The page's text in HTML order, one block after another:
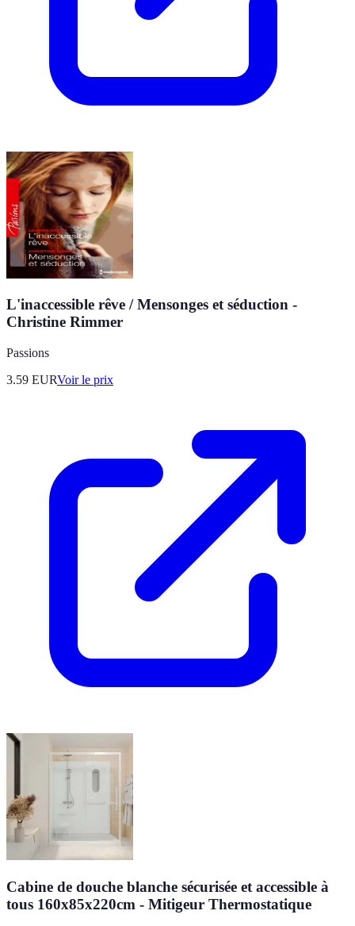
L'inaccessible rêve / Mensonges et séduction -
Christine Rimmer
Passions
3.59 EURVoir le prix
Cabine de douche blanche sécurisée et accessible à
tous 160x85x220cm - Mitigeur Thermostatique